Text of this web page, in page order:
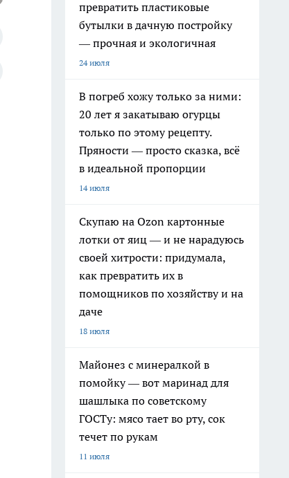
превратить пластиковые
бутылки в дачную постройку
— прочная и экологичная
24 июля
В погреб хожу только за ними:
20 лет я закатываю огурцы
только по этому рецепту.
Пряности — просто сказка, всё
в идеальной пропорции
14 июля
Скупаю на Ozon картонные
лотки от яиц — и не нарадуюсь
своей хитрости: придумала,
как превратить их в
помощников по хозяйству и на
даче
18 июля
Майонез с минералкой в
помойку — вот маринад для
шашлыка по советскому
ГОСТу: мясо тает во рту, сок
течет по рукам
11 июля